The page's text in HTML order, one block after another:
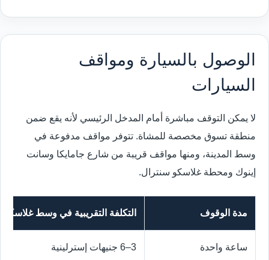
الوصول بالسيارة ومواقف
السيارات
لا يمكن التوقف مباشرة أمام المدخل الرئيسي لأنه يقع ضمن
منطقة تسوق مخصصة للمشاة. تتوفر مواقف مدفوعة في
وسط المدينة، ومنها مواقف قريبة من شارع جامايكا وسانت
إينوك ومحطة غلاسكو سنترال.
مدة الوقوف التكلفة التقريبية في وسط غلاسكو
ساعة واحدة 3–6 جنيهات إسترلينية